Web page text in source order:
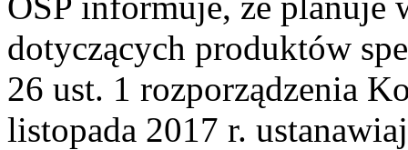
dotyczących produktów
26 ust. 1 rozporządzenia
listopada 2017 r.